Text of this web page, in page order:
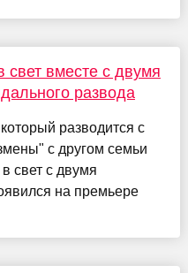
вместе с двумя
развода
разводится с
с другом семьи
свет с двумя
на премьере